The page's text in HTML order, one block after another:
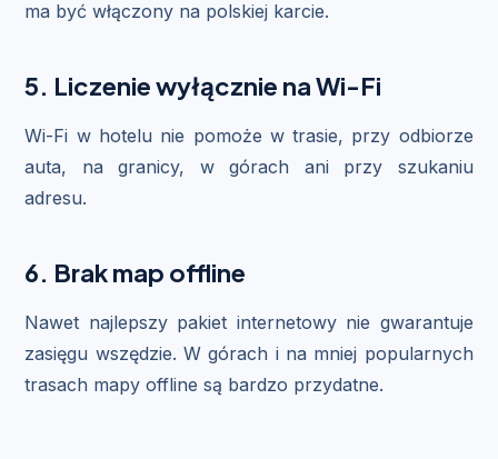
ma być włączony na polskiej karcie.
5. Liczenie wyłącznie na Wi-Fi
Wi-Fi w hotelu nie pomoże w trasie, przy odbiorze
auta, na granicy, w górach ani przy szukaniu
adresu.
6. Brak map offline
Nawet najlepszy pakiet internetowy nie gwarantuje
zasięgu wszędzie. W górach i na mniej popularnych
trasach mapy offline są bardzo przydatne.